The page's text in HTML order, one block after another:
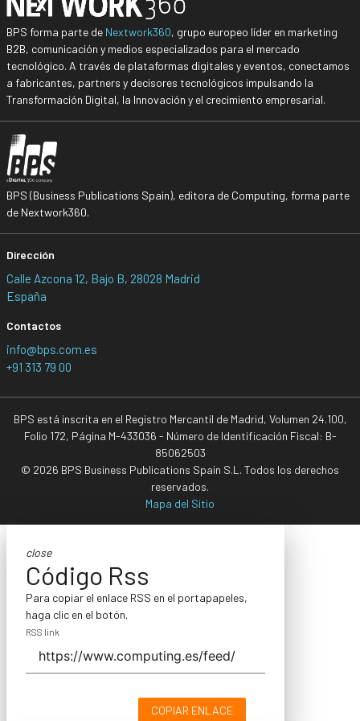
BPS forma parte de Nextwork360, grupo europeo líder en marketing
B2B, comunicación y medios especializados para el mercado
tecnológico. A través de plataformas digitales y eventos, conectamos
a fabricantes, partners y decisores tecnológicos impulsando la
Transformación Digital, la Innovación y el crecimiento empresarial.
BPS (Business Publications Spain), editora de Computing, forma parte
de Nextwork360.
Dirección
Calle Azcona 12, Bajo B, 28028 Madrid
España
Contactos
info@bps.com.es
+91 313 79 00
BPS está inscrita en el Registro Mercantil de Madrid, Volumen 24.100,
Folio 172, Página M-433036 - Número de Identificación Fiscal: B-
85062503
© 2026 BPS Business Publications Spain S.L. Todos los derechos
reservados.
Mapa del Sitio
close
Código Rss
Para copiar el enlace RSS en el portapapeles,
haga clic en el botón.
RSS link
COPIAR ENLACE